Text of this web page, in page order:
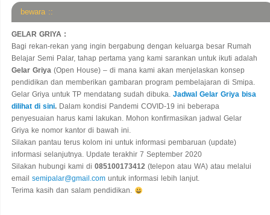
bewara ::
GELAR GRIYA :
Bagi rekan-rekan yang ingin bergabung dengan keluarga besar Rumah
Belajar Semi Palar, tahap pertama yang kami sarankan untuk ikuti adalah
Gelar Griya (Open House) – di mana kami akan menjelaskan konsep
pendidikan dan memberikan gambaran program pembelajaran di Smipa.
Gelar Griya untuk TP mendatang sudah dibuka. Jadwal Gelar Griya bisa
dilihat di sini. Dalam kondisi Pandemi COVID-19 ini beberapa
penyesuaian harus kami lakukan. Mohon konfirmasikan jadwal Gelar
Griya ke nomor kantor di bawah ini.
Silakan pantau terus kolom ini untuk informasi pembaruan (update)
informasi selanjutnya. Update terakhir 7 September 2020
Silakan hubungi kami di 085100173412 (telepon atau WA) atau melalui
email semipalar@gmail.com untuk informasi lebih lanjut.
Terima kasih dan salam pendidikan.